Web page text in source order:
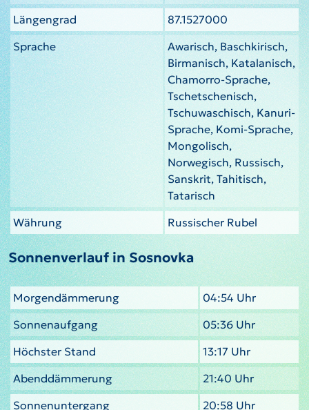
Längengrad
87.1527000
Sprache
Awarisch, Baschkirisch,
Birmanisch, Katalanisch,
Chamorro-Sprache,
Tschetschenisch,
Tschuwaschisch, Kanuri-
Sprache, Komi-Sprache,
Mongolisch,
Norwegisch, Russisch,
Sanskrit, Tahitisch,
Tatarisch
Währung
Russischer Rubel
Sonnenverlauf in Sosnovka
Morgendämmerung
04:54 Uhr
Sonnenaufgang
05:36 Uhr
Höchster Stand
13:17 Uhr
Abenddämmerung
21:40 Uhr
Sonnenuntergang
20:58 Uhr